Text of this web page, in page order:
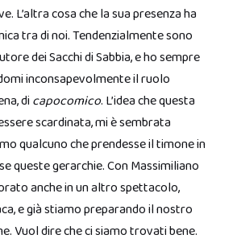
L’altra cosa che la sua presenza ha
tra di noi. Tendenzialmente sono
dei Sacchi di Sabbia, e ho sempre
inconsapevolmente il ruolo
dicapocomico. L’idea che questa
scardinata, mi è sembrata
qualcuno che prendesse il timone in
queste gerarchie. Con Massimiliano
anche in un altro spettacolo,
e già stiamo preparando il nostro
Vuol dire che ci siamo trovati bene.